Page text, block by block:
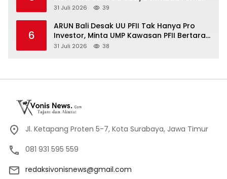
Pembinaan dan Jaga Kondusivitas
31 Juli 2026 39
6
ARUN Bali Desak UU PFII Tak Hanya Pro
Investor, Minta UMP Kawasan PFII Bertaraf
Internasional
31 Juli 2026 38
Jl. Ketapang Proten 5-7, Kota Surabaya, Jawa Timur
081 931 595 559
redaksivonisnews@gmail.com